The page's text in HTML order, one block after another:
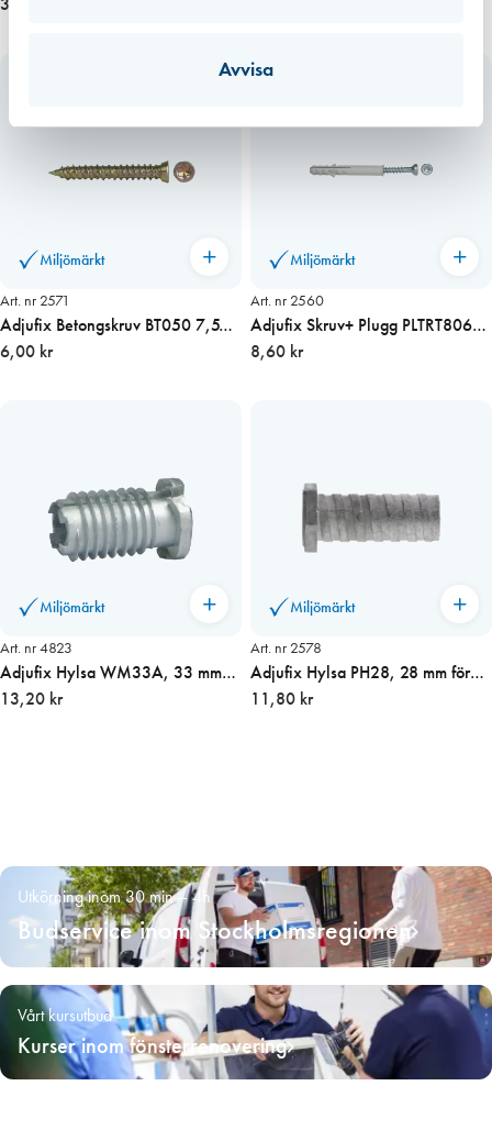
Avvisa
Miljömärkt
Art. nr 2571
Adjufix Betongskruv BT050 7,5x
50 mm T30
6,00 kr
Miljömärkt
Art. nr 2560
Adjufix Skruv+ Plugg PLTRT8060
60 mm
8,60 kr
Miljömärkt
Art. nr 4823
Adjufix Hylsa WM33A, 33 mm
för trä
13,20 kr
Miljömärkt
Art. nr 2578
Adjufix Hylsa PH28, 28 mm för
PVC Alu. inst.m
11,80 kr
Utkörning inom 30 min – 4h
Budservice inom Stockholmsregionen
Vårt kursutbud
Kurser inom fönsterrenovering